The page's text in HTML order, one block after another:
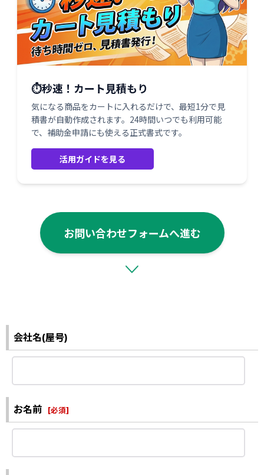
⏱️秒速！カート見積もり
気になる商品をカートに入れるだけで、最短1分で見
積書が自動作成されます。24時間いつでも利用可能
で、補助金申請にも使える正式書式です。
活用ガイドを見る
お問い合わせフォームへ進む
会社名(屋号)
お名前 [必須]